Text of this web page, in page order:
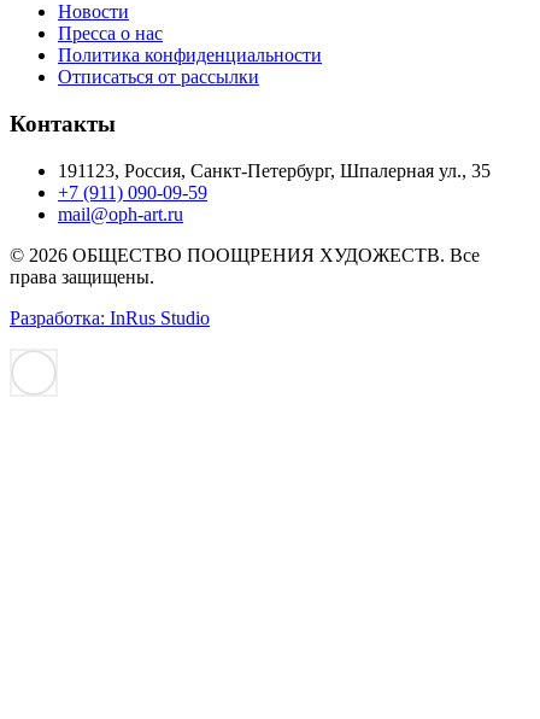
Новости
Пресса о нас
Политика конфиденциальности
Отписаться от рассылки
Контакты
191123, Россия, Санкт-Петербург, Шпалерная ул., 35
+7 (911) 090-09-59
mail@oph-art.ru
© 2026 ОБЩЕСТВО ПООЩРЕНИЯ ХУДОЖЕСТВ. Все
права защищены.
Разработка: InRus Studio